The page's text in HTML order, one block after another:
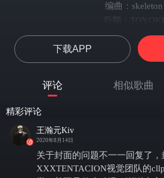
编曲：skeleton
后期：TOYOKI
视觉：CLLPILL
I can see the heaven
你給我的愛 feeling
u so pure 所以大腦
就讓我們活在互相的
你說你在想我
下载APP
评论 相似歌曲
精彩评论
王瀚元Kiv
2020年8月14日
关于封面的问题不一一回复了，
XXXTENTACION视觉团队的